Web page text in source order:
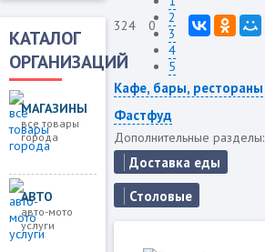
КАТАЛОГ
ОРГАНИЗАЦИЙ
МАГАЗИНЫ
все товары
города
АВТО
авто-мото
услуги
324 0
2
3
4
5
Кафе, бары, рестораны
Фастфуд
Дополнительные разделы:
Доставка еды
Столовые